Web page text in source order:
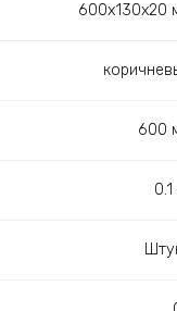
600х130х20
600
0.1